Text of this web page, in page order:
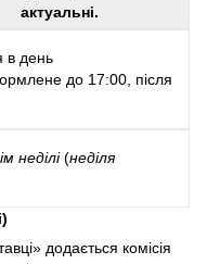
актуальні.
в день
до 17:00, після
неділі(неділя
додається комісія